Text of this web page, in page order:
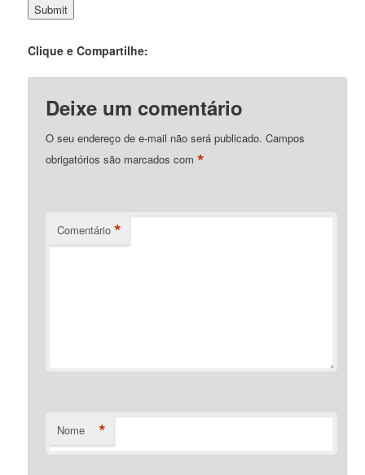
Clique e Compartilhe:
Deixe um comentário
O seu endereço de e-mail não será publicado. Campos
obrigatórios são marcados com*
Comentário *
Nome *